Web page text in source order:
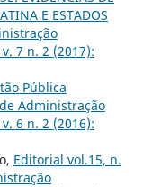
E ESTADOS
7 n. 2 (2017):
Pública
Administração
6 n. 2 (2016):
Editorial vol.15, n.